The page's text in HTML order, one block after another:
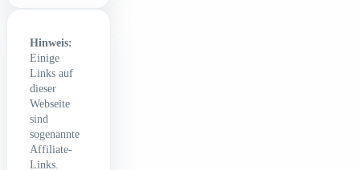
Hinweis:
Einige
Links auf
dieser
Webseite
sind
sogenannte
Affiliate-
Links.